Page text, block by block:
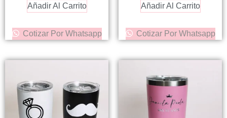
Añadir Al Carrito
Cotizar Por Whatsapp
Añadir Al Carrito
Cotizar Por Whatsapp